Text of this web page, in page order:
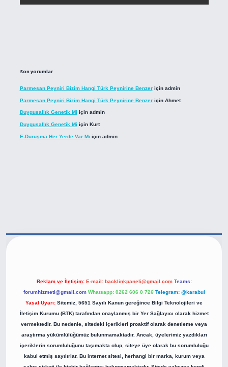
Son yorumlar
Parmesan Peyniri Bizim Hangi Türk Peynirine Benzeriçin admin
Parmesan Peyniri Bizim Hangi Türk Peynirine Benzeriçin Ahmet
Duygusallık Genetik Mi için admin
Duygusallık Genetik Mi için Kurt
E-Duruşma Her Yerde Var Mı için admin
Reklam ve İletişim: E-mail: backlinkpaneli@gmail.com Teams:
forumhizmeti@gmail.com Whatsapp: 0262 606 0 726 Telegram: @karabul
Yasal Uyarı: Sitemiz, 5651 Sayılı Kanun gereğince Bilgi Teknolojileri ve
İletişim Kurumu (BTK) tarafından onaylanmış bir Yer Sağlayıcı olarak hizmet
vermektedir. Bu nedenle, sitedeki içerikleri proaktif olarak denetleme veya
araştırma yükümlülüğümüz bulunmamaktadır. Ancak, üyelerimiz yazdıkları
içeriklerin sorumluluğunu taşımakta olup, siteye üye olarak bu sorumluluğu
kabul etmiş sayılırlar. Bu internet sitesi, herhangi bir marka, kurum veya